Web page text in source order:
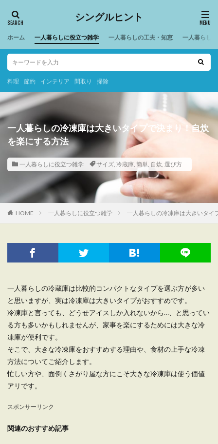
シングルヒント
ホーム 一人暮らしに役立つ雑学 一人暮らしの工夫・知恵 一人暮らし
料理 節約 インテリア 間取り 掃除
一人暮らしの冷凍庫は大きいタイプで決まり！自炊
を楽にする方法
一人暮らしに役立つ雑学 サイズ, 冷蔵庫, 簡単, 自炊, 選び方
HOME 一人暮らしに役立つ雑学 一人暮らしの冷凍庫は大きいタイ
一人暮らしの冷蔵庫は比較的コンパクトなタイプを選ぶ方が多い
と思いますが、実は冷凍庫は大きいタイプがおすすめです。
冷凍庫と言っても、どうせアイスしか入れないから…、と思ってい
る方も多いかもしれませんが、家事を楽にするためには大きな冷
凍庫が便利です。
そこで、大きな冷凍庫をおすすめする理由や、食材の上手な冷凍
方法についてご紹介します。
忙しい方や、面倒くさがり屋な方にこそ大きな冷凍庫は使う価値
アリです。
スポンサーリンク
関連のおすすめ記事